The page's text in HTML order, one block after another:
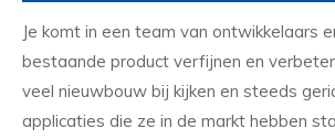
Je komt in een team van ontwikkelaars
bestaande product verfijnen en
veel nieuwbouw bij kijken en steeds
applicaties die ze in de markt hebben